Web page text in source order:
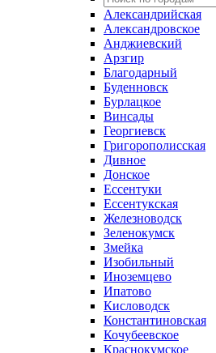
Александрийская
Александровское
Анджиевский
Арзгир
Благодарный
Буденновск
Бурлацкое
Винсады
Георгиевск
Григорополисская
Дивное
Донское
Ессентуки
Ессентукская
Железноводск
Зеленокумск
Змейка
Изобильный
Иноземцево
Ипатово
Кисловодск
Константиновская
Кочубеевское
Краснокумское